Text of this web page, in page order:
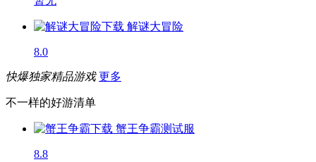
解谜大冒险
8.0
快爆独家精品游戏 更多
不一样的好游清单
蟹王争霸测试服
8.8